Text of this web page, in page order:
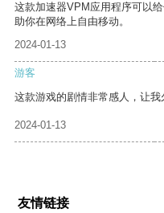
这款加速器VPM应用程序可以
助你在网络上自由移动。
2024-01-13
游客
这款游戏的剧情非常感人，让我
2024-01-13
友情链接